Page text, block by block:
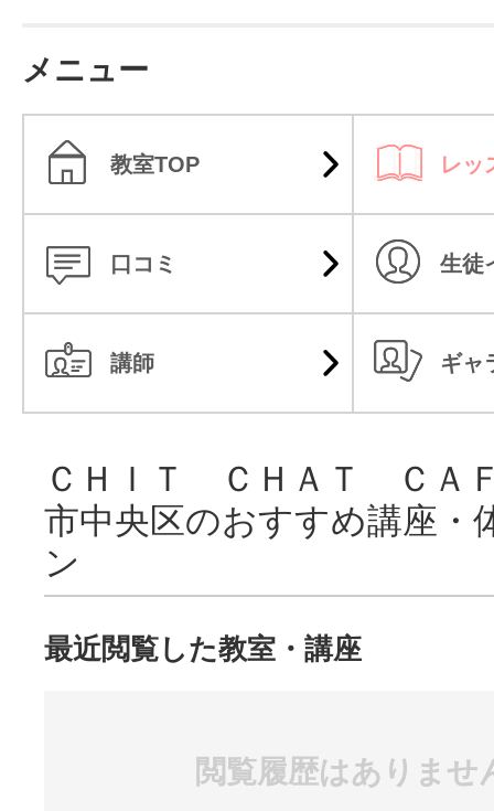
メニュー
教室TOP レッ
口コミ 生徒
講師 ギャ
ＣＨＩＴ ＣＨＡＴ ＣＡ
市中央区のおすすめ講座・
ン
最近閲覧した教室・講座
閲覧履歴はありませ